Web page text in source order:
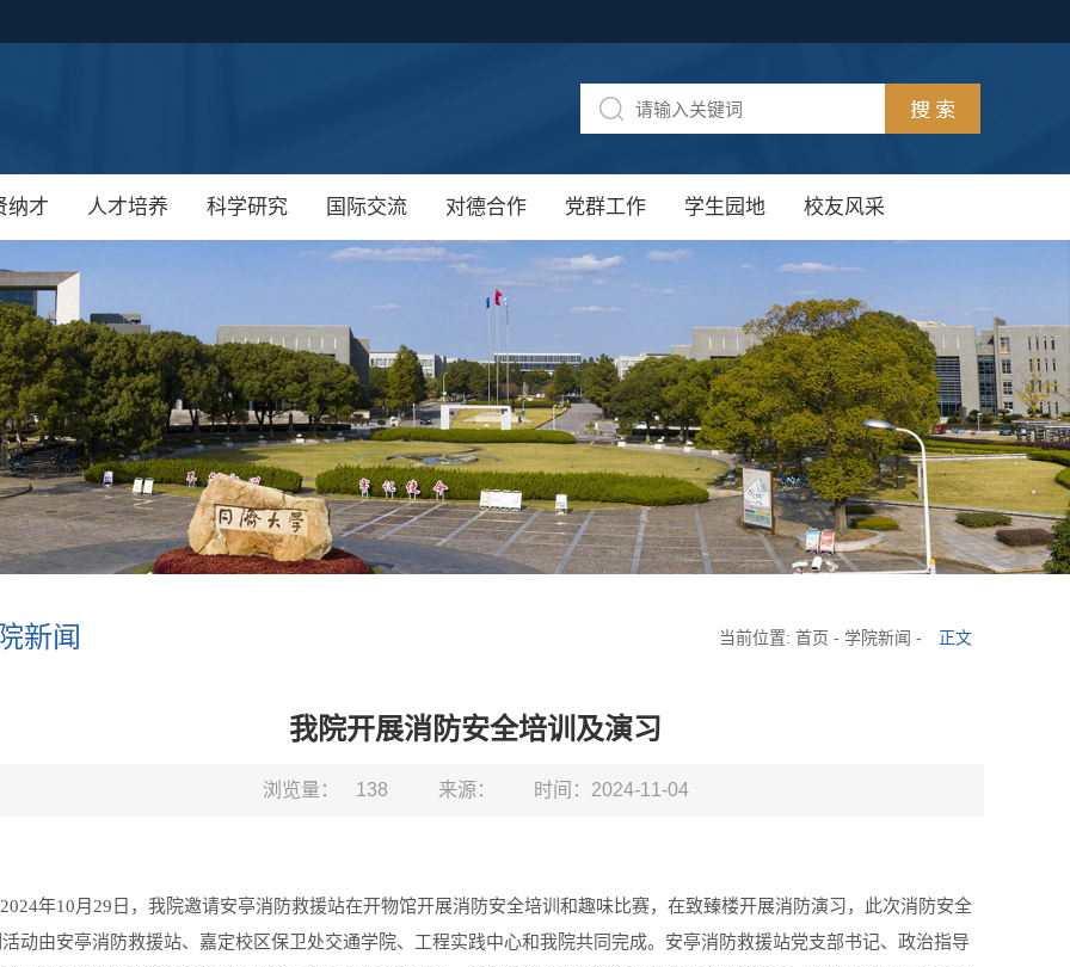
纳才 人才培养 科学研究 国际交流 对德合作 党群工作 学生园地 校友风采
新闻 当前位置: 首页 - 学院新闻 - 正文
我院开展消防安全培训及演习
浏览量： 138 来源： 时间：2024-11-04
2024年10月 29 日，我院邀请安亭消防救援站在开物馆开展消防安全培训和趣味比赛，在致臻楼开展消防演习，此次消防安全
动由安亭消防救援站、嘉定校区保卫处交通学院、工程实践中心和我院共同完成。安亭消防救援站党支部书记、政治指导